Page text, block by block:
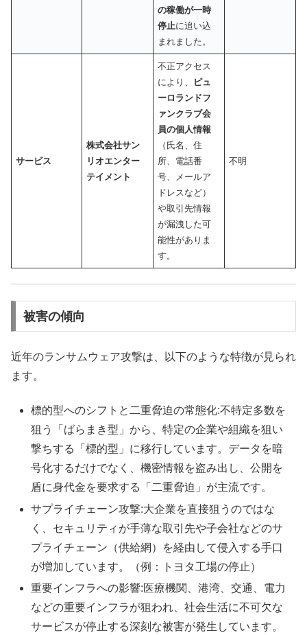
の稼働が一時
停止に追い込
まれました。
サービス
株式会社サン
リオエンター
テイメント
不正アクセス
により、
ピュ
ーロランドフ
ァンクラブ会
員の個人情報
（氏名、住
所、電話番
号、メールア
ドレスなど）
や取引先情報
が漏洩した可
能性がありま
す。
不明
被害の傾向
近年のランサムウェア攻撃は、以下のような特徴が見られ
ます。
標的型へのシフトと二重脅迫の常態化:不特定多数を
狙う「ばらまき型」から、特定の企業や組織を狙い
撃ちする「標的型」に移行しています。データを暗
号化するだけでなく、機密情報を盗み出し、公開を
盾に身代金を要求する「二重脅迫」が主流です。
サプライチェーン攻撃:大企業を直接狙うのではな
く、セキュリティが手薄な取引先や子会社などのサ
プライチェーン（供給網）を経由して侵入する手口
が増加しています。（例：トヨタ工場の停止）
重要インフラへの影響:医療機関、港湾、交通、電力
などの重要インフラが狙われ、社会生活に不可欠な
サービスが停止する深刻な被害が発生しています。